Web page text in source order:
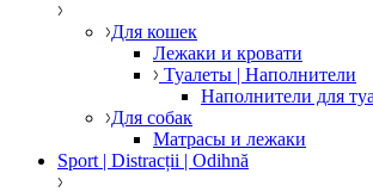
Для кошек
Лежаки и кровати
Туалеты | Наполнители
Наполнители для
Для собак
Матрасы и лежаки
Sport | Distracții | Odihnă